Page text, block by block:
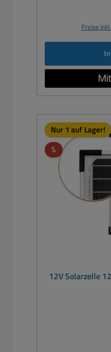
Preise
Nur 1 auf Lager!
%Rabatt
12V Solarzelle